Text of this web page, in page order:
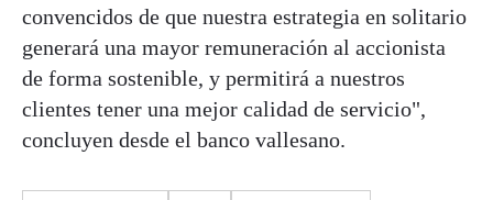
convencidos de que nuestra estrategia en solitario
generará una mayor remuneración al accionista
de forma sostenible, y permitirá a nuestros
clientes tener una mejor calidad de servicio",
concluyen desde el banco vallesano.